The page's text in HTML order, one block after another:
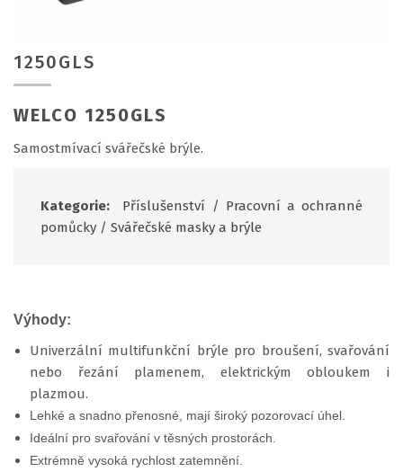
1250GLS
WELCO 1250GLS
Samostmívací svářečské brýle.
Kategorie: Příslušenství / Pracovní a ochranné
pomůcky / Svářečské masky a brýle
Výhody:
Univerzální multifunkční brýle pro broušení, svařování
nebo řezání plamenem, elektrickým obloukem i
plazmou.
Lehké a snadno přenosné, mají široký pozorovací úhel.
Ideální pro svařování v těsných prostorách.
Extrémně vysoká rychlost zatemnění.